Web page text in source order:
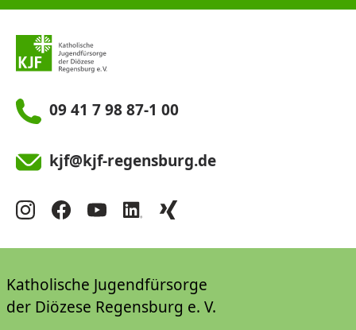
09 41 7 98 87-1 00
kjf@kjf-regensburg.de
Katholische Jugendfürsorge
der Diözese Regensburg e. V.